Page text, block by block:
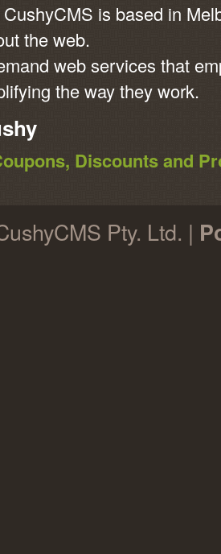
is based in
the web.
web services that
the way they work.
Discounts and
Pty. Ltd. |